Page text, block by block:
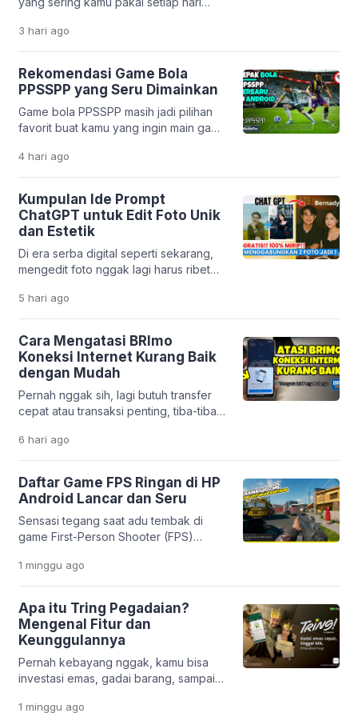
korban bisa terjebak bunga tinggi,
Indonesia? Mulai dari pesan ojek,
belanja online, sampai belajar,
semuanya bisa dilakukan lewat karya
anak bangsa. Perkembangan teknologi
digital di Indonesia memang sangat
pesat. Banyak startup lokal yang
berhasil menciptakan solusi praktis
mempermudah hidup, aplikasi […]
3 hari ago
Rekomendasi Game Bola
PPSSPP yang Seru Dimainkan
Game bola PPSSPP masih jadi pilihan
favorit buat kamu yang ingin main game
perangkat mahal. Emulator PPSSPP
memungkinkan kamu menjalankan
game PSP dengan lancar, bahkan di
HP dengan spesifikasi menengah ke
bawah. Menariknya, beberapa game
masih mendapatkan update dari
komunitas. Mulai dari transfer pemain
terbaru sampai patch liga […]
4 hari ago
Kumpulan Ide Prompt
ChatGPT untuk Edit Foto Unik
dan Estetik
Di era serba digital seperti sekarang,
mengedit foto nggak lagi harus ribet
kemajuan teknologi kecerdasan buatan
seperti ChatGPT, kamu cukup
mengetikkan perintah teks untuk
mengubah tampilan foto jadi lebih
estetik dan unik. Mulai dari efek
sinematik ala film, tampilan 3D yang
modern, sampai gaya anime yang lucu,
semuanya bisa […]
5 hari ago
Cara Mengatasi BRImo
Koneksi Internet Kurang Baik
dengan Mudah
Pernah nggak sih, lagi butuh transfer
cepat atau transaksi penting, tiba-tiba
kurang baik” di aplikasi BRImo?
Rasanya pasti bikin panik, apalagi kalau
situasinya mendesak. Masalah ini
memang cukup sering dialami oleh
nasabah Bank BRI. Tapi tenang,
penyebabnya nggak selalu karena
server gangguan. Justru, dalam banyak
pengaturan di […]
6 hari ago
Daftar Game FPS Ringan di HP
Android Lancar dan Seru
Sensasi tegang saat adu tembak di
game First-Person Shooter (FPS)
di rumah atau lagi santai di luar, genre
ini nggak pernah gagal memacu
adrenalin. Masalahnya, nggak semua
orang punya HP flagship dengan
storage besar. Banyak pengguna
Android masih pakai HP entry-level
yang sering ngelag kalau dipakai main
game berat. Belum […]
1 minggu ago
Apa itu Tring Pegadaian?
Mengenal Fitur dan
Keunggulannya
Pernah kebayang nggak, kamu bisa
investasi emas, gadai barang, sampai
satu aplikasi di HP? Di era digital
1 minggu ago